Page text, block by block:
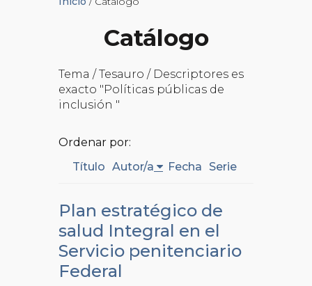
Catálogo
Tema / Tesauro / Descriptores es
exacto "Políticas públicas de
inclusión "
Ordenar por:
Título Autor/a Fecha Serie
Plan estratégico de
salud Integral en el
Servicio penitenciario
Federal